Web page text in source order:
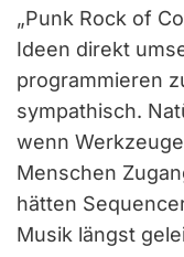
„Punk Rock of
Ideen direkt
programmieren
sympathisch.
wenn
Menschen
hätten
Musik längst